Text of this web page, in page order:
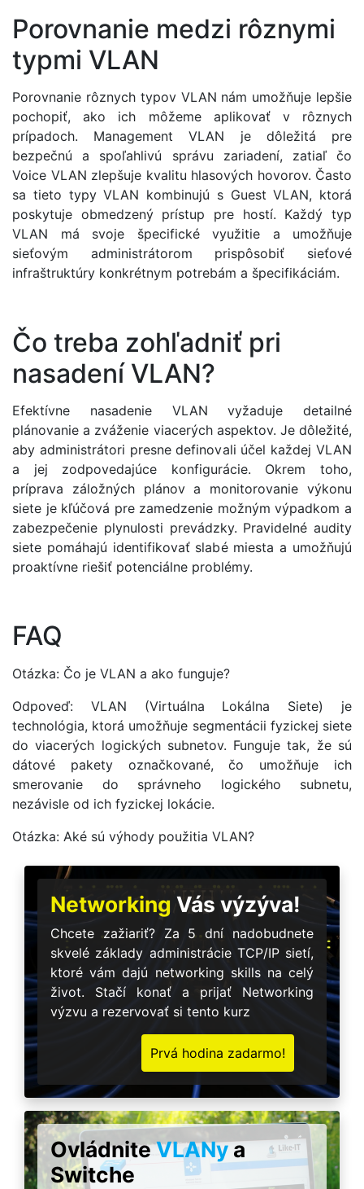
Porovnanie medzi rôznymi
typmi VLAN
Porovnanie rôznych typov VLAN nám umožňuje lepšie
pochopiť, ako ich môžeme aplikovať v rôznych
prípadoch. Management VLAN je dôležitá pre
bezpečnú a spoľahlivú správu zariadení, zatiaľ čo
Voice VLAN zlepšuje kvalitu hlasových hovorov. Často
sa tieto typy VLAN kombinujú s Guest VLAN, ktorá
poskytuje obmedzený prístup pre hostí. Každý typ
VLAN má svoje špecifické využitie a umožňuje
sieťovým administrátorom prispôsobiť sieťové
infraštruktúry konkrétnym potrebám a špecifikáciám.
Čo treba zohľadniť pri
nasadení VLAN?
Efektívne nasadenie VLAN vyžaduje detailné
plánovanie a zváženie viacerých aspektov. Je dôležité,
aby administrátori presne definovali účel každej VLAN
a jej zodpovedajúce konfigurácie. Okrem toho,
príprava záložných plánov a monitorovanie výkonu
siete je kľúčová pre zamedzenie možným výpadkom a
zabezpečenie plynulosti prevádzky. Pravidelné audity
siete pomáhajú identifikovať slabé miesta a umožňujú
proaktívne riešiť potenciálne problémy.
FAQ
Otázka: Čo je VLAN a ako funguje?
Odpoveď: VLAN (Virtuálna Lokálna Siete) je
technológia, ktorá umožňuje segmentácii fyzickej siete
do viacerých logických subnetov. Funguje tak, že sú
dátové pakety označkované, čo umožňuje ich
smerovanie do správneho logického subnetu,
nezávisle od ich fyzickej lokácie.
Otázka: Aké sú výhody použitia VLAN?
Networking Vás výzýva!
Chcete zažiariť? Za 5 dní nadobudnete
skvelé základy administrácie TCP/IP sietí,
ktoré vám dajú networking skills na celý
život. Stačí konať a prijať Networking
výzvu a rezervovať si tento kurz
Prvá hodina zadarmo!
OvládniteVLANya
Switche